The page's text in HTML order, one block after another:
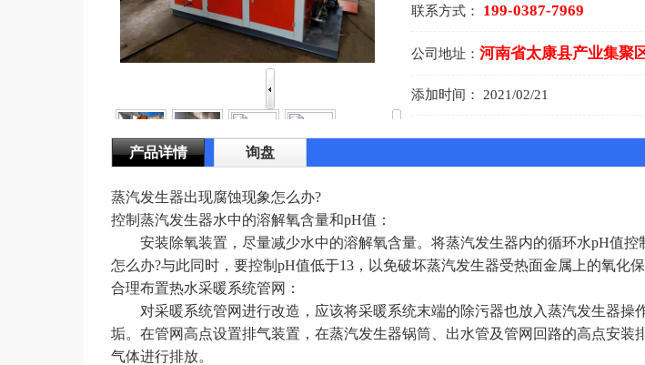
联系方式： 199-0387-7969
公司地址： 河南省太康县产业集聚
添加时间： 2021/02/21
产品详情 询盘
蒸汽发生器出现腐蚀现象怎么办?
控制蒸汽发生器水中的溶解氧含量和pH值：
安装除氧装置，尽量减少水中的溶解氧含量。将蒸汽发生器内的循环水pH值控
怎么办?与此同时，要控制pH值低于13，以免破坏蒸汽发生器受热面金属上的氧化保护
合理布置热水采暖系统管网：
对采暖系统管网进行改造，应该将采暖系统末端的除污器也放入蒸汽发生器操作规
垢。在管网高点设置排气装置，在蒸汽发生器锅筒、出水管及管网回路的高点安
气体进行排放。